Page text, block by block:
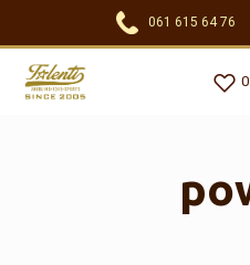
061 615 64 76
0